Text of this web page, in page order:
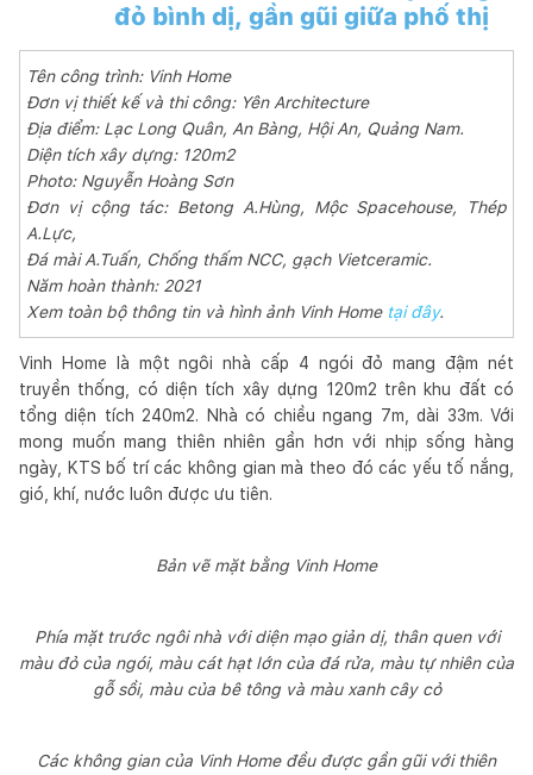
đỏ bình dị, gần gũi giữa phố thị
Tên công trình: Vinh Home
Đơn vị thiết kế và thi công: Yên Architecture
Địa điểm: Lạc Long Quân, An Bàng, Hội An, Quảng Nam.
Diện tích xây dựng: 120m2
Photo: Nguyễn Hoàng Sơn
Đơn vị cộng tác: Betong A.Hùng, Mộc Spacehouse, Thép
A.Lực,
Đá mài A.Tuấn, Chống thấm NCC, gạch Vietceramic.
Năm hoàn thành: 2021
Xem toàn bộ thông tin và hình ảnh Vinh Home tại đây.
Vinh Home là một ngôi nhà cấp 4 ngói đỏ mang đậm nét
truyền thống, có diện tích xây dựng 120m2 trên khu đất có
tổng diện tích 240m2. Nhà có chiều ngang 7m, dài 33m. Với
mong muốn mang thiên nhiên gần hơn với nhịp sống hàng
ngày, KTS bố trí các không gian mà theo đó các yếu tố nắng,
gió, khí, nước luôn được ưu tiên.
Bản vẽ mặt bằng Vinh Home
Phía mặt trước ngôi nhà với diện mạo giản dị, thân quen với
màu đỏ của ngói, màu cát hạt lớn của đá rửa, màu tự nhiên của
gỗ sồi, màu của bê tông và màu xanh cây cỏ
Các không gian của Vinh Home đều được gần gũi với thiên